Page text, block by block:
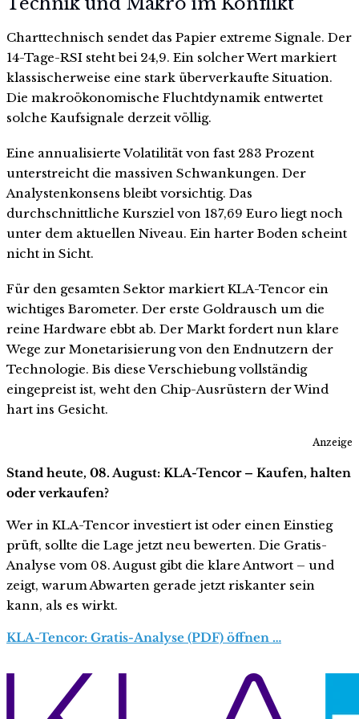
Charttechnisch sendet das Papier extreme Signale. Der
14-Tage-RSI steht bei 24,9. Ein solcher Wert markiert
klassischerweise eine stark überverkaufte Situation.
Die makroökonomische Fluchtdynamik entwertet
solche Kaufsignale derzeit völlig.
Eine annualisierte Volatilität von fast 283 Prozent
unterstreicht die massiven Schwankungen. Der
Analystenkonsens bleibt vorsichtig. Das
durchschnittliche Kursziel von 187,69 Euro liegt noch
unter dem aktuellen Niveau. Ein harter Boden scheint
nicht in Sicht.
Für den gesamten Sektor markiert KLA-Tencor ein
wichtiges Barometer. Der erste Goldrausch um die
reine Hardware ebbt ab. Der Markt fordert nun klare
Wege zur Monetarisierung von den Endnutzern der
Technologie. Bis diese Verschiebung vollständig
eingepreist ist, weht den Chip-Ausrüstern der Wind
hart ins Gesicht.
Anzeige
Stand heute, 08. August: KLA-Tencor – Kaufen, halten
oder verkaufen?
Wer in KLA-Tencor investiert ist oder einen Einstieg
prüft, sollte die Lage jetzt neu bewerten. Die Gratis-
Analyse vom 08. August gibt die klare Antwort – und
zeigt, warum Abwarten gerade jetzt riskanter sein
kann, als es wirkt.
KLA-Tencor: Gratis-Analyse (PDF) öffnen …